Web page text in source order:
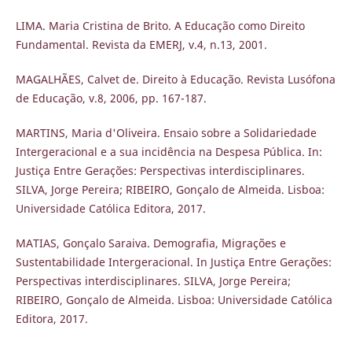
LIMA. Maria Cristina de Brito. A Educação como Direito
Fundamental. Revista da EMERJ, v.4, n.13, 2001.
MAGALHÃES, Calvet de. Direito à Educação. Revista Lusófona
de Educação, v.8, 2006, pp. 167-187.
MARTINS, Maria d'Oliveira. Ensaio sobre a Solidariedade
Intergeracional e a sua incidência na Despesa Pública. In:
Justiça Entre Gerações: Perspectivas interdisciplinares.
SILVA, Jorge Pereira; RIBEIRO, Gonçalo de Almeida. Lisboa:
Universidade Católica Editora, 2017.
MATIAS, Gonçalo Saraiva. Demografia, Migrações e
Sustentabilidade Intergeracional. In Justiça Entre Gerações:
Perspectivas interdisciplinares. SILVA, Jorge Pereira;
RIBEIRO, Gonçalo de Almeida. Lisboa: Universidade Católica
Editora, 2017.